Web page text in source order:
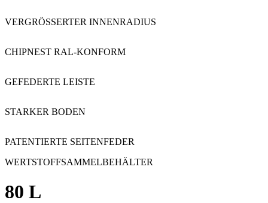
VERGRÖSSERTER INNENRADIUS
CHIPNEST RAL-KONFORM
GEFEDERTE LEISTE
STARKER BODEN
PATENTIERTE SEITENFEDER
WERTSTOFFSAMMELBEHÄLTER
80 L